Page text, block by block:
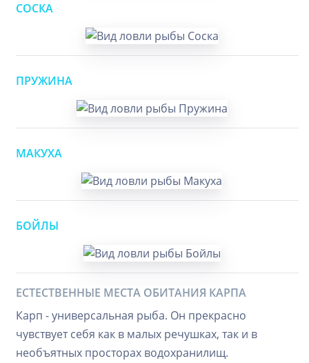
СОСКА
ПРУЖИНА
МАКУХА
БОЙЛЫ
ЕСТЕСТВЕННЫЕ МЕСТА ОБИТАНИЯ КАРПА
Карп - универсальная рыба. Он прекрасно
чувствует себя как в малых речушках, так и в
необъятных просторах водохранилищ.